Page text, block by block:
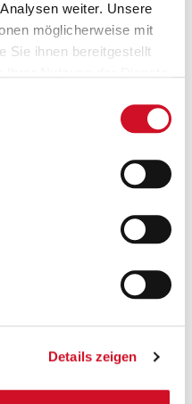
weiter. Unsere
möglicherweise mit
Sie ihnen bereitgestellt
Details zeigen